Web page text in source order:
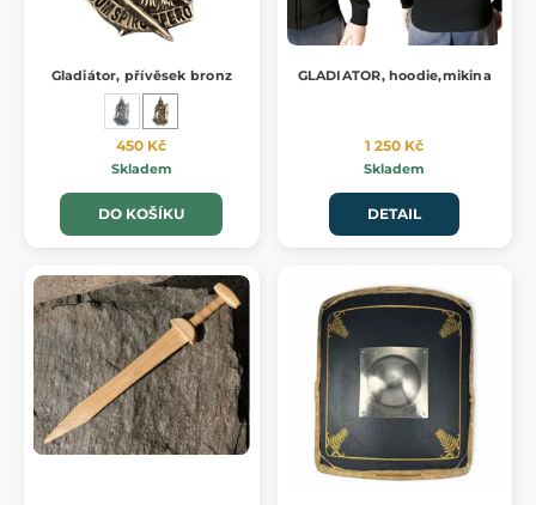
Gladiátor, přívěsek bronz
450 Kč
Skladem
DO KOŠÍKU
GLADIATOR, hoodie,mikina
1 250 Kč
Skladem
DETAIL